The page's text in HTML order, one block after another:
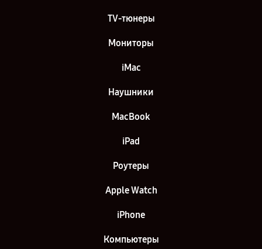
TV-тюнеры
Мониторы
iMac
Наушники
MacBook
iPad
Роутеры
Apple Watch
iPhone
Компьютеры